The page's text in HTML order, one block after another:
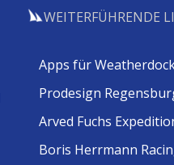
WEITERFÜHRENDE
Apps für
Prodesign
Arved Fuchs
Boris Herrmann